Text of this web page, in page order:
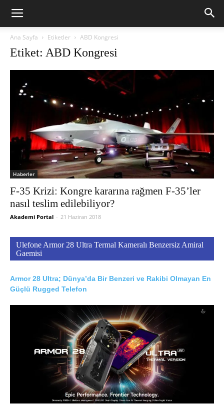
Ana Sayfa Etiketler ABD Kongresi
Etiket: ABD Kongresi
Haberler
F-35 Krizi: Kongre kararına rağmen F-35’ler
nasıl teslim edilebiliyor?
Akademi Portal - 21 Haziran 2018
Ulefone Armor 28 Ultra Termal Kameralı Benzersiz Amiral
Gaemisi
Armor 28 Ultra; Dünya’da Bir Benzeri ve Rakibi Olmayan En
Güçlü Rugged Telefon